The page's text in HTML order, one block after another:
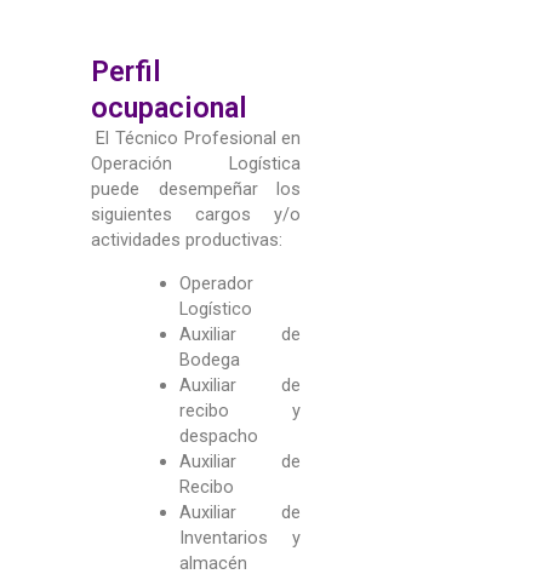
Perfil
ocupacional
El Técnico Profesional en
Operación Logística
puede desempeñar los
siguientes cargos y/o
actividades productivas:
Operador
Logístico
Auxiliar de
Bodega
Auxiliar de
recibo y
despacho
Auxiliar de
Recibo
Auxiliar de
Inventarios y
almacén